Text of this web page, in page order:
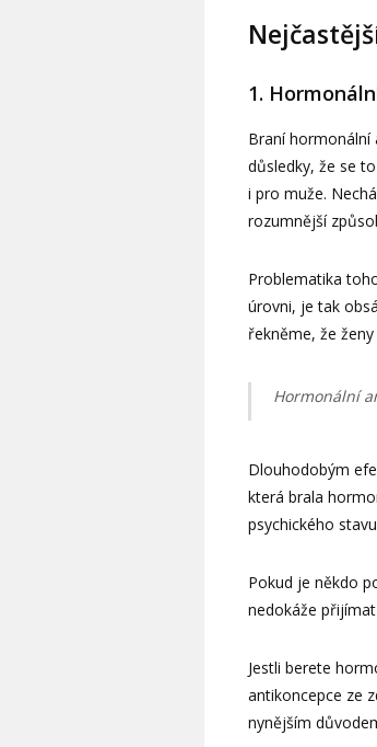
1.
Braní hormonální
důsledky, že se
i pro muže.
rozumnější
Problematika
úrovni, je tak
řekněme, že
Hormonální
Dlouhodobým
která brala
psychického
Pokud je někdo
nedokáže přijímat
Jestli berete
antikoncepce ze
nynějším